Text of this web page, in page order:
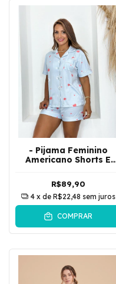
- Pijama Feminino
Americano Shorts E
Corações | Azul
R$89,90
4 x de R$22,48 sem juros
COMPRAR